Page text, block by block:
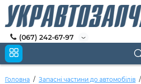
(067) 242-67-97
Головна Запасні частини до автомобілів